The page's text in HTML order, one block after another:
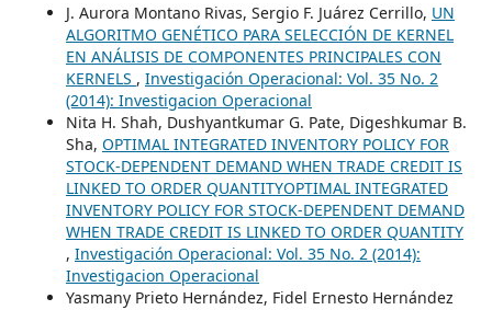
J. Aurora Montano Rivas, Sergio F. Juárez Cerrillo, UN
ALGORITMO GENÉTICO PARA SELECCIÓN DE KERNEL
EN ANÁLISIS DE COMPONENTES PRINCIPALES CON
KERNELS , Investigación Operacional: Vol. 35 No. 2
(2014): Investigacion Operacional
Nita H. Shah, Dushyantkumar G. Pate, Digeshkumar B.
Sha, OPTIMAL INTEGRATED INVENTORY POLICY FOR
STOCK-DEPENDENT DEMAND WHEN TRADE CREDIT IS
LINKED TO ORDER QUANTITYOPTIMAL INTEGRATED
INVENTORY POLICY FOR STOCK-DEPENDENT DEMAND
WHEN TRADE CREDIT IS LINKED TO ORDER QUANTITY
, Investigación Operacional: Vol. 35 No. 2 (2014):
Investigacion Operacional
Yasmany Prieto Hernández, Fidel Ernesto Hernández